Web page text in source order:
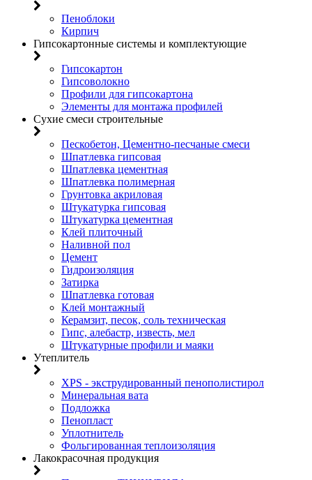
Пеноблоки
Кирпич
Гипсокартонные системы и комплектующие
Гипсокартон
Гипсоволокно
Профили для гипсокартона
Элементы для монтажа профилей
Сухие смеси строительные
Пескобетон, Цементно-песчаные смеси
Шпатлевка гипсовая
Шпатлевка цементная
Шпатлевка полимерная
Грунтовка акриловая
Штукатурка гипсовая
Штукатурка цементная
Клей плиточный
Наливной пол
Цемент
Гидроизоляция
Затирка
Шпатлевка готовая
Клей монтажный
Керамзит, песок, соль техническая
Гипс, алебастр, известь, мел
Штукатурные профили и маяки
Утеплитель
XPS - экструдированный пенополистирол
Минеральная вата
Подложка
Пенопласт
Уплотнитель
Фольгированная теплоизоляция
Лакокрасочная продукция